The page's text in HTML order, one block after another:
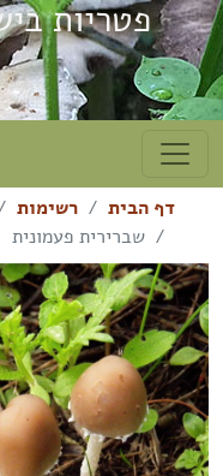
פטריות
דף הבית רשימות
שברירית פעמונית